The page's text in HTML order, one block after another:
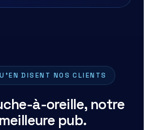
DISENT NOS CLIENTS
à-oreille, notre
meilleure pub.